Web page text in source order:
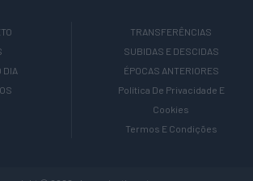
DIA
TRANSFERÊNCIAS
SUBIDAS E DESCIDAS
ÉPOCAS ANTERIORES
Política De Privacidade E
Cookies
Termos E Condições